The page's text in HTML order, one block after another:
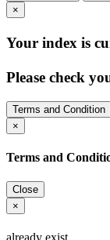
×
Your index is
Please check
Terms and Condition
×
Terms and
Close
×